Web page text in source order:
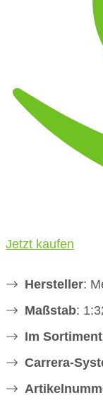
Jetzt kaufen
Hersteller:
Maßstab:
Im
Carrera-